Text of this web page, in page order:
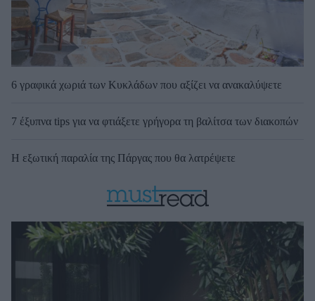
6 γραφικά χωριά των Κυκλάδων που αξίζει να ανακαλύψετε
7 έξυπνα tips για να φτιάξετε γρήγορα τη βαλίτσα των διακοπών
Η εξωτική παραλία της Πάργας που θα λατρέψετε